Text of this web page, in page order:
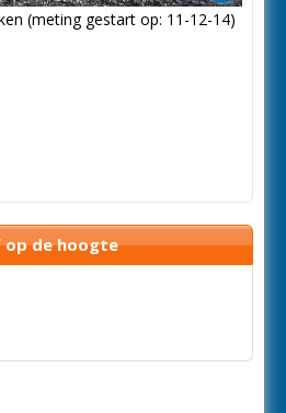
(meting gestart op: 11-12-14)
op de hoogte